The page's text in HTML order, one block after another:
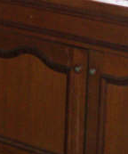
ENFANTS ET
TAUX DE
PART DES MÉNAGES